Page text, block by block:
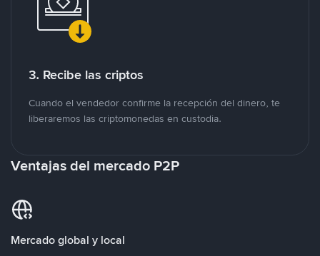
3. Recibe las criptos
Cuando el vendedor confirme la recepción del dinero, te
liberaremos las criptomonedas en custodia.
Ventajas del mercado P2P
Mercado global y local